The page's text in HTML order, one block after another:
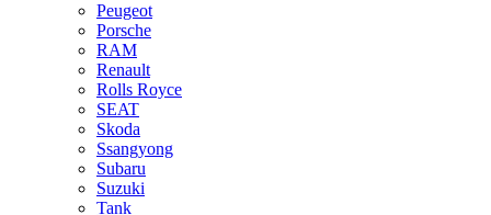
Peugeot
Porsche
RAM
Renault
Rolls Royce
SEAT
Skoda
Ssangyong
Subaru
Suzuki
Tank